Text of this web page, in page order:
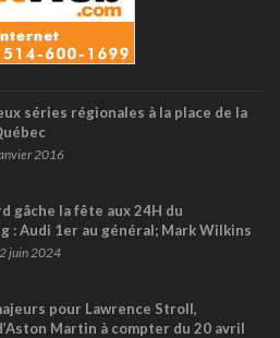
séries régionales à la place de la
2016
gâche la fête aux 24H du
: Audi 1er au général; Mark Wilkins
en TCR; abandon pour
juin 2024
pour Lawrence Stroll,
Martin à compter du 20 avril